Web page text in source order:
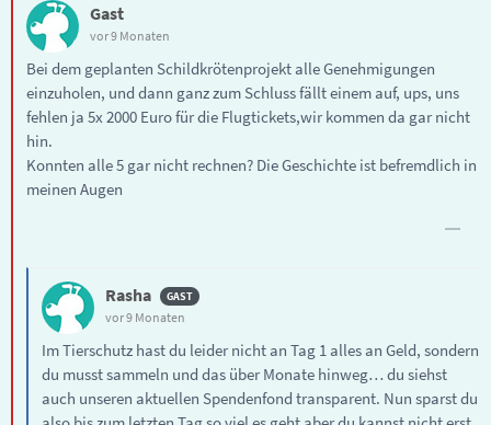
Gast
vor 9 Monaten
Bei dem geplanten Schildkrötenprojekt alle Genehmigungen
einzuholen, und dann ganz zum Schluss fällt einem auf, ups, uns
fehlen ja 5x 2000 Euro für die Flugtickets,wir kommen da gar nicht
hin.
Konnten alle 5 gar nicht rechnen? Die Geschichte ist befremdlich in
meinen Augen
Rasha
vor 9 Monaten
Im Tierschutz hast du leider nicht an Tag 1 alles an Geld, sondern
du musst sammeln und das über Monate hinweg… du siehst
auch unseren aktuellen Spendenfond transparent. Nun sparst du